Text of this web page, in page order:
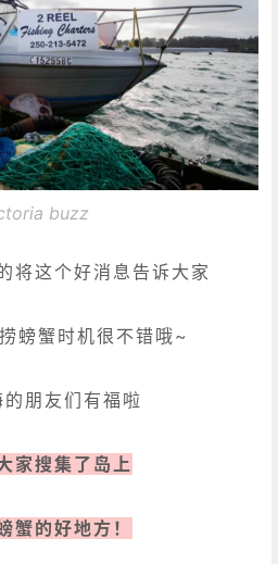
buzz
将这个好消息告诉大家
螃蟹时机很不错哦~
朋友们有福啦
家搜集了岛上
蟹的好地方！